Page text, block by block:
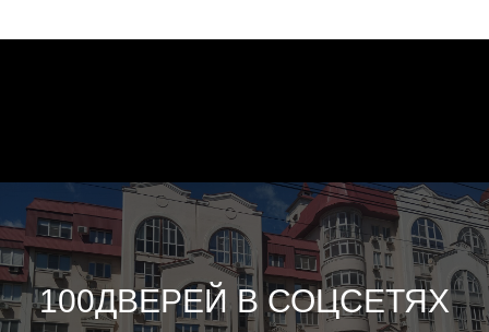
100ДВЕРЕЙ В СОЦСЕТЯХ